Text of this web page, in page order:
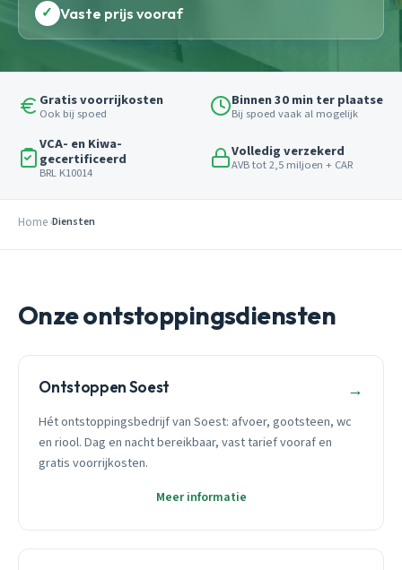
✓ Vaste prijs vooraf
Gratis voorrijkosten
Ook bij spoed
Binnen 30 min ter plaatse
Bij spoed vaak al mogelijk
VCA- en Kiwa-
gecertificeerd
BRL K10014
Volledig verzekerd
AVB tot 2,5 miljoen + CAR
Home Diensten
Onze ontstoppingsdiensten
Ontstoppen Soest →
Hét ontstoppingsbedrijf van Soest: afvoer, gootsteen, wc
en riool. Dag en nacht bereikbaar, vast tarief vooraf en
gratis voorrijkosten.
Meer informatie